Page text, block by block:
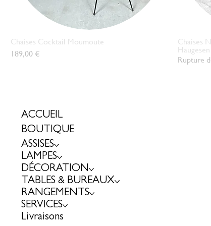
Aperçu rapide
Chaises Cocktail Moumoute
Prix
189,00 €
Chaises
Haugesen
Rupture
ACCUEIL
BOUTIQUE
ASSISES
LAMPES
DÉCORATION
TABLES & BUREAUX
RANGEMENTS
SERVICES
Livraisons